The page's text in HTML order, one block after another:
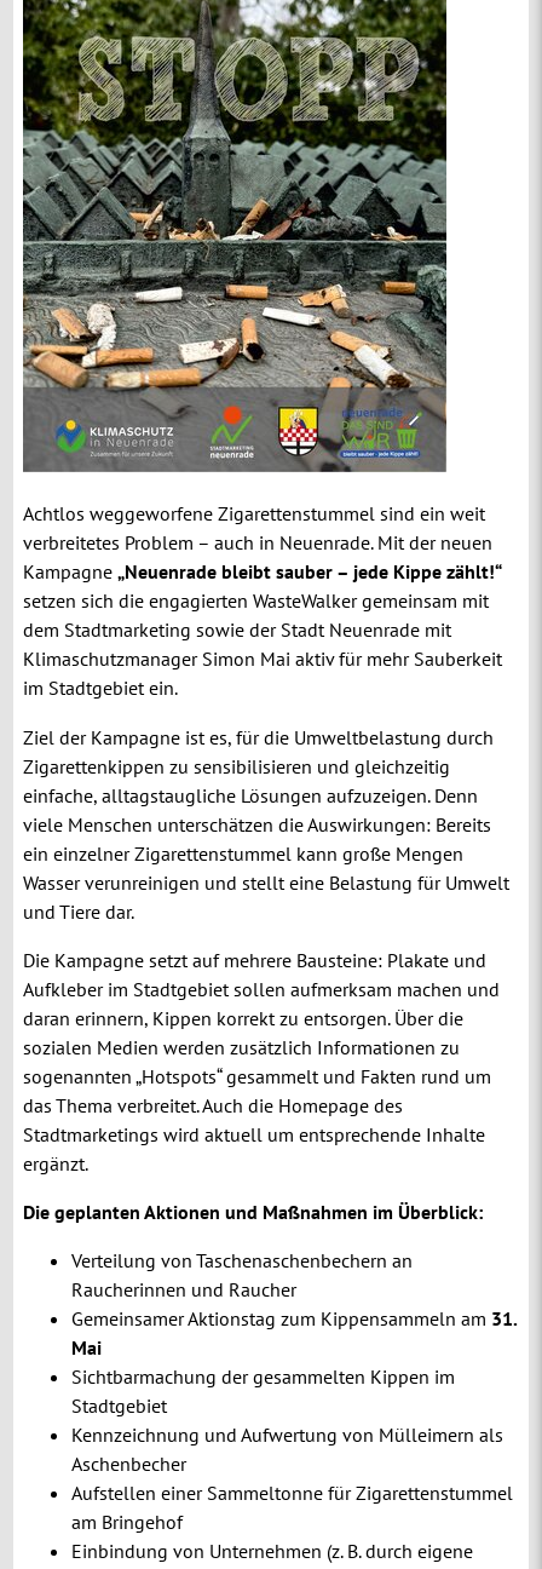
Achtlos weggeworfene Zigarettenstummel sind ein weit
verbreitetes Problem – auch in Neuenrade. Mit der neuen
Kampagne„Neuenrade bleibt sauber – jede Kippe zählt!“
setzen sich die engagierten WasteWalker gemeinsam mit
dem Stadtmarketing sowie der Stadt Neuenrade mit
Klimaschutzmanager Simon Mai aktiv für mehr Sauberkeit
im Stadtgebiet ein.
Ziel der Kampagne ist es, für die Umweltbelastung durch
Zigarettenkippen zu sensibilisieren und gleichzeitig
einfache, alltagstaugliche Lösungen aufzuzeigen. Denn
viele Menschen unterschätzen die Auswirkungen: Bereits
ein einzelner Zigarettenstummel kann große Mengen
Wasser verunreinigen und stellt eine Belastung für Umwelt
und Tiere dar.
Die Kampagne setzt auf mehrere Bausteine: Plakate und
Aufkleber im Stadtgebiet sollen aufmerksam machen und
daran erinnern, Kippen korrekt zu entsorgen. Über die
sozialen Medien werden zusätzlich Informationen zu
sogenannten „Hotspots“ gesammelt und Fakten rund um
das Thema verbreitet. Auch die Homepage des
Stadtmarketings wird aktuell um entsprechende Inhalte
ergänzt.
Die geplanten Aktionen und Maßnahmen im Überblick:
Verteilung von Taschenaschenbechern an
Raucherinnen und Raucher
Gemeinsamer Aktionstag zum Kippensammeln am 31.
Mai
Sichtbarmachung der gesammelten Kippen im
Stadtgebiet
Kennzeichnung und Aufwertung von Mülleimern als
Aschenbecher
Aufstellen einer Sammeltonne für Zigarettenstummel
am Bringehof
Einbindung von Unternehmen (z. B. durch eigene